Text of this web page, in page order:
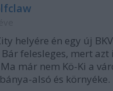
helyére én egy új
felesleges, mert azt
már nem Kö-Ki a
alsó és környéke.